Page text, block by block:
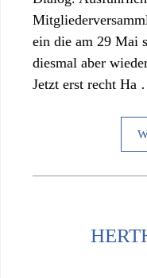
ein die am 29 Mai
diesmal aber
Jetzt erst recht Ha